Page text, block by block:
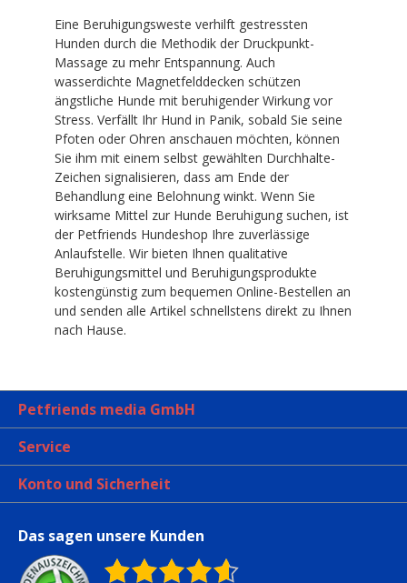
Eine Beruhigungsweste verhilft gestressten
Hunden durch die Methodik der Druckpunkt-
Massage zu mehr Entspannung. Auch
wasserdichte Magnetfelddecken schützen
ängstliche Hunde mit beruhigender Wirkung vor
Stress. Verfällt Ihr Hund in Panik, sobald Sie seine
Pfoten oder Ohren anschauen möchten, können
Sie ihm mit einem selbst gewählten Durchhalte-
Zeichen signalisieren, dass am Ende der
Behandlung eine Belohnung winkt. Wenn Sie
wirksame Mittel zur Hunde Beruhigung suchen, ist
der Petfriends Hundeshop Ihre zuverlässige
Anlaufstelle. Wir bieten Ihnen qualitative
Beruhigungsmittel und Beruhigungsprodukte
kostengünstig zum bequemen Online-Bestellen an
und senden alle Artikel schnellstens direkt zu Ihnen
nach Hause.
Petfriends media GmbH
Service
Konto und Sicherheit
Das sagen unsere Kunden